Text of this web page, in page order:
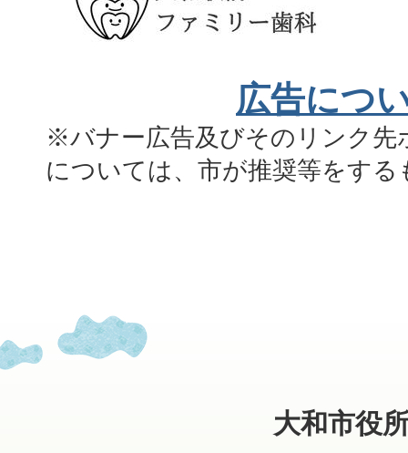
広告につ
※バナー広告及びそのリンク先
については、市が推奨等をす
大和市役